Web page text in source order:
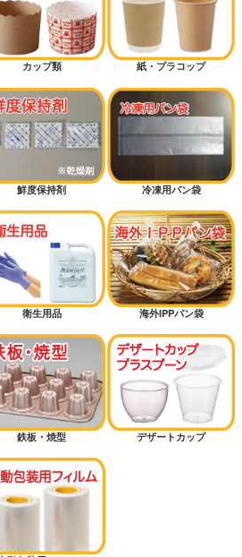
カップ類 紙・プラコップ
鮮度保持剤 冷凍用パン袋
衛生用品 海外IPPパン袋
鉄板・焼型 デザートカップ